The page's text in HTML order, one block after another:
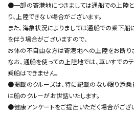
●一部の寄港地につきましては通船での上陸
り、上陸できない場合がございます。
また、海象状況によりましては通船での乗下
を伴う場合がございますので、
お体の不自由な方は寄港地への上陸をお断り
なお、通船を使っての上陸地では、車いすでの
乗船はできません。
●掲載のクルーズは、特に記載のない限り添乗
は船のクルーがお世話いたします。
●健康アンケートをご提出いただく場合がござ